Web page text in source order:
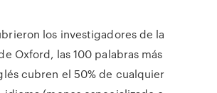
los investigadores de la
Oxford, las 100 palabras más
cubren el 50% de cualquier